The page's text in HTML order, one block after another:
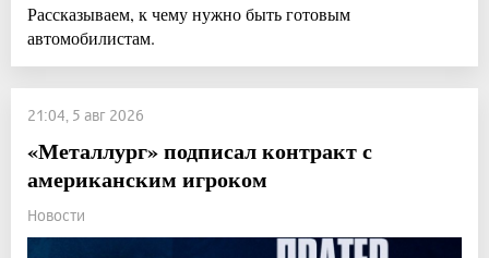
Рассказываем, к чему нужно быть готовым
автомобилистам.
21:04, 5 авг 2026
«Металлург» подписал контракт с
американским игроком
Новости